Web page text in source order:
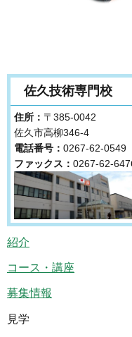
佐久技術専門校
住所： 〒385-0042
佐久市高柳346-4
電話番号： 0267-62-0549
ファックス： 0267-62-
紹介
コース・講座
募集情報
見学